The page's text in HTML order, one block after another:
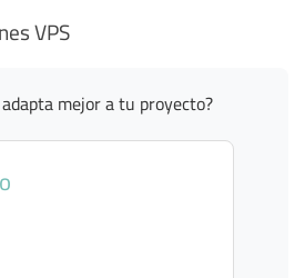
VPS
mejor a tu proyecto?